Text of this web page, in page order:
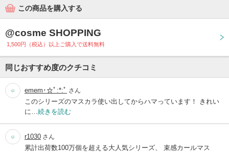
この商品を購入する
@cosme SHOPPING
1,500円（税込）以上ご購入で送料無料
同じおすすめ度のクチコミ
emem･☆ﾟ:*:ﾟ さん
このシリーズのマスカラ使い出してからハマっています！ きれい
に… 続きを読む
r1030 さん
累計出荷数100万個を超える大人気シリーズ、 束感カールマス